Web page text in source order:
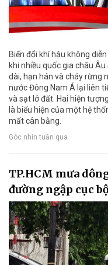
Biến đổi khí hậu không
khi nhiều quốc gia châu
dài, hạn hán và cháy rừng
nước Đông Nam Á lại liên
và sạt lở đất. Hai hiện
là biểu hiện của một hệ
mất cân bằng.
Góc nhìn tuần qua
TP.HCM mưa
đường ngập cục